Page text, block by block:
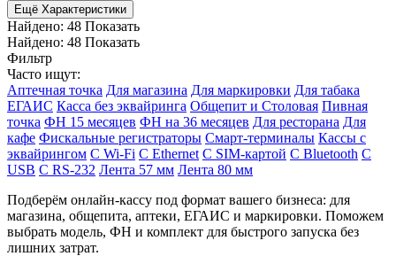
Ещё Характеристики
Найдено: 48 Показать
Найдено: 48 Показать
Фильтр
Часто ищут:
Аптечная точка Для магазина Для маркировки Для табака
ЕГАИС Касса без эквайринга Общепит и Столовая Пивная
точка ФН 15 месяцев ФН на 36 месяцев Для ресторана Для
кафе Фискальные регистраторы Смарт-терминалы Кассы с
эквайрингом С Wi-Fi С Ethernet С SIM-картой С Bluetooth С
USB С RS-232 Лента 57 мм Лента 80 мм
Подберём онлайн-кассу под формат вашего бизнеса: для
магазина, общепита, аптеки, ЕГАИС и маркировки. Поможем
выбрать модель, ФН и комплект для быстрого запуска без
лишних затрат.